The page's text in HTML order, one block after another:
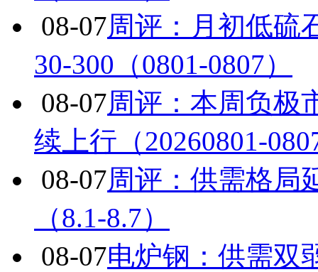
08-07周评：月初低硫
30-300（0801-0807）
08-07周评：本周负极
续上行（20260801-
08-07周评：供需格局
（8.1-8.7）
08-07电炉钢：供需双